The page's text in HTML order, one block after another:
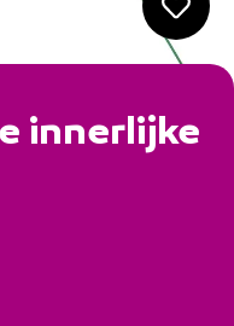
innerlijke